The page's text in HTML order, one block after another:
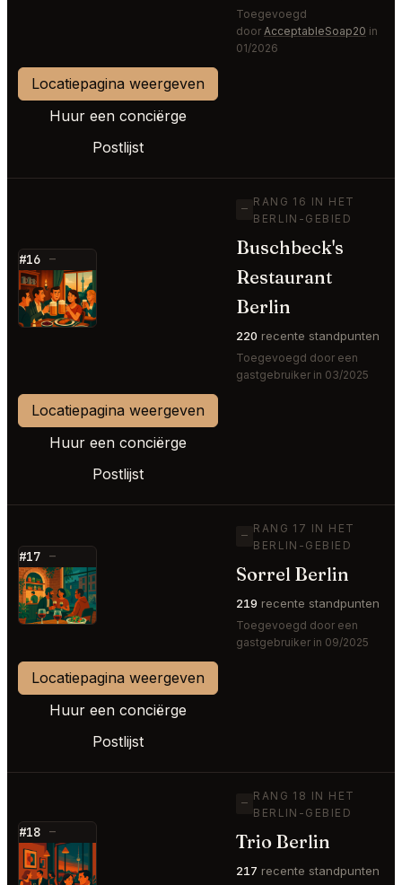
Toegevoegd
door AcceptableSoap20 in
01/2026
Locatiepagina weergeven
Huur een conciërge
Postlijst
#16 —
⭐
—
RANG 16 IN HET
BERLIN-GEBIED
Buschbeck's
Restaurant
Berlin
220 recente standpunten
Toegevoegd door een
gastgebruiker in 03/2025
Locatiepagina weergeven
Huur een conciërge
Postlijst
#17 —
⭐
—
RANG 17 IN HET
BERLIN-GEBIED
Sorrel Berlin
219 recente standpunten
Toegevoegd door een
gastgebruiker in 09/2025
Locatiepagina weergeven
Huur een conciërge
Postlijst
#18 —
⭐
—
RANG 18 IN HET
BERLIN-GEBIED
Trio Berlin
217 recente standpunten